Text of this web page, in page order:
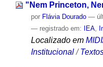
"Nem Princeton,
por Flávia Dourado —
— registrado em:
IEA,
Localizado em
Institucional /